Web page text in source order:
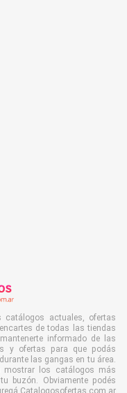
catálogos actuales, ofertas
de todas las tiendas
informado de las
y ofertas para que podás
las gangas en tu área.
mostrar los catálogos más
buzón. Obviamente podés
Catalogosofertas.com.ar